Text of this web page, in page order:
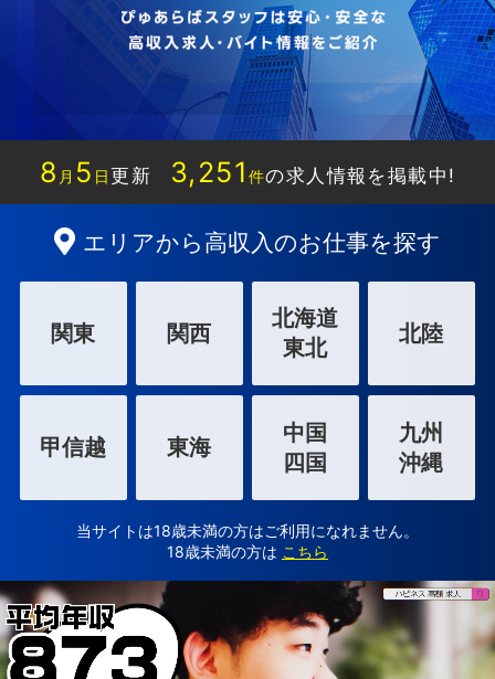
8 月 5 日更新 3,251 件の求人情報を掲載中!
エリアから高収入のお仕事を探す
関東 関西
北海道
東北
北陸
甲信越 東海
中国
四国
九州
沖縄
当サイトは18歳未満の方はご利用になれません。
18歳未満の方は こちら